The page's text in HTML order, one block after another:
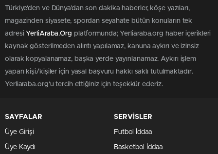
Türkiye'den ve Dünya’dan son dakika haberler, köşe yazıları,
magazinden siyasete, spordan seyahate bütün konuların tek
adresi YerliAraba.Org platformunda; Yerliaraba.org haber içerikleri
kaynak gösterilmeden alıntı yapılamaz, kanuna aykırı ve izinsiz
olarak kopyalanamaz, başka yerde yayınlanamaz. Aykırı işlem
yapan kişi/kişiler için yasal başvuru hakkı saklı tutulmaktadır.
Yerliaraba.org'u tercih ettiğiniz için teşekkür ederiz.
SAYFALAR
Üye Girişi
Üye Kaydı
SERVİSLER
Futbol İddaa
Basketbol İddaa